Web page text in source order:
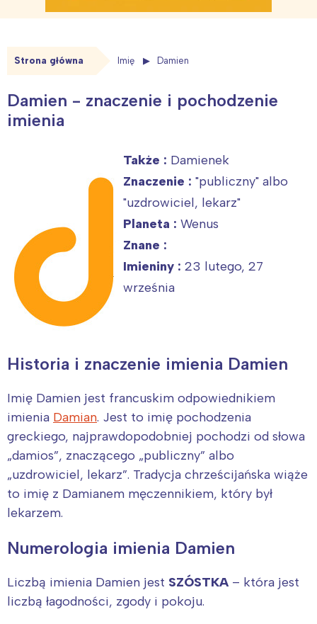
Strona główna Imię Damien
Damien - znaczenie i pochodzenie
imienia
Także : Damienek
Znaczenie : "publiczny" albo
"uzdrowiciel, lekarz"
Planeta : Wenus
Znane :
Imieniny : 23 lutego, 27
września
Historia i znaczenie imienia Damien
Imię Damien jest francuskim odpowiednikiem
imienia Damian. Jest to imię pochodzenia
greckiego, najprawdopodobniej pochodzi od słowa
„damios”, znaczącego „publiczny” albo
„uzdrowiciel, lekarz”. Tradycja chrześcijańska wiąże
to imię z Damianem męczennikiem, który był
lekarzem.
Numerologia imienia Damien
Liczbą imienia Damien jest SZÓSTKA – która jest
liczbą łagodności, zgody i pokoju.